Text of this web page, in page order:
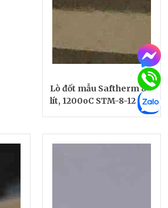
Lò đốt mẫu Saftherm 8
lít, 1200oC STM-8-12